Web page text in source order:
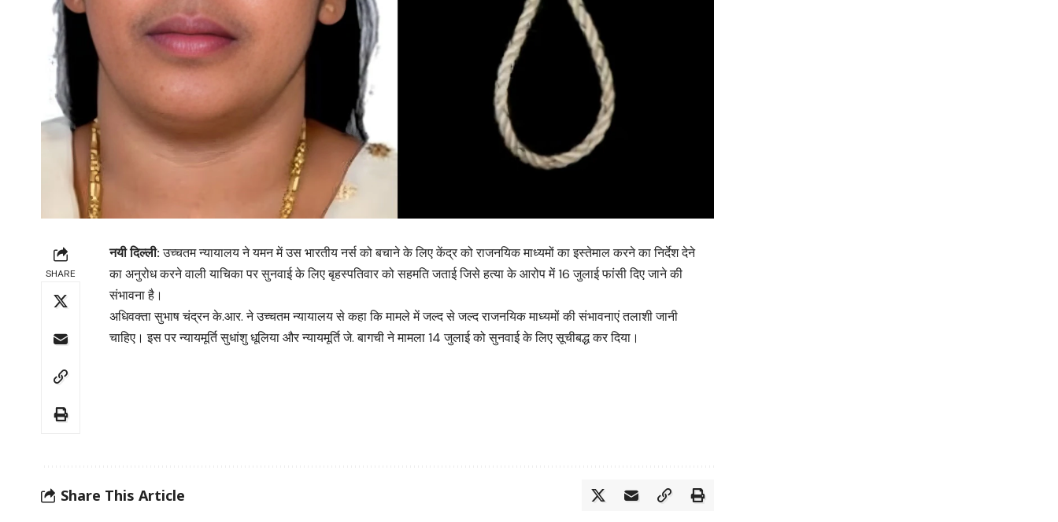
SHARE
नयी दिल्ली:उच्चतम न्यायालय ने यमन में उस भारतीय नर्स को बचाने के लिए केंद्र को राजनयिक माध्यमों का इस्तेमाल करने का निर्देश देने
का अनुरोध करने वाली याचिका पर सुनवाई के लिए बृहस्पतिवार को सहमति जताई जिसे हत्या के आरोप में 16 जुलाई फांसी दिए जाने की
संभावना है।
अधिवक्ता सुभाष चंद्रन के.आर. ने उच्चतम न्यायालय से कहा कि मामले में जल्द से जल्द राजनयिक माध्यमों की संभावनाएं तलाशी जानी
चाहिए। इस पर न्यायमूर्ति सुधांशु धूलिया और न्यायमूर्ति जे. बागची ने मामला 14 जुलाई को सुनवाई के लिए सूचीबद्ध कर दिया।
Share This Article